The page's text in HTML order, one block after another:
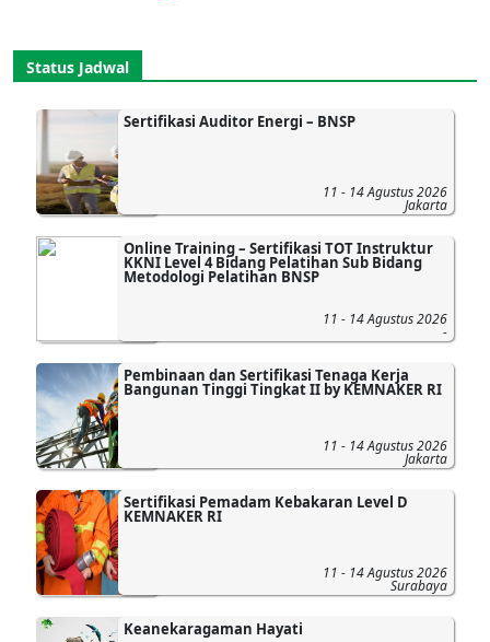
Status Jadwal
Sertifikasi Auditor Energi – BNSP
11 - 14 Agustus 2026
Jakarta
Online Training – Sertifikasi TOT Instruktur
KKNI Level 4 Bidang Pelatihan Sub Bidang
Metodologi Pelatihan BNSP
11 - 14 Agustus 2026
-
Pembinaan dan Sertifikasi Tenaga Kerja
Bangunan Tinggi Tingkat II by KEMNAKER RI
11 - 14 Agustus 2026
Jakarta
Sertifikasi Pemadam Kebakaran Level D
KEMNAKER RI
11 - 14 Agustus 2026
Surabaya
Keanekaragaman Hayati